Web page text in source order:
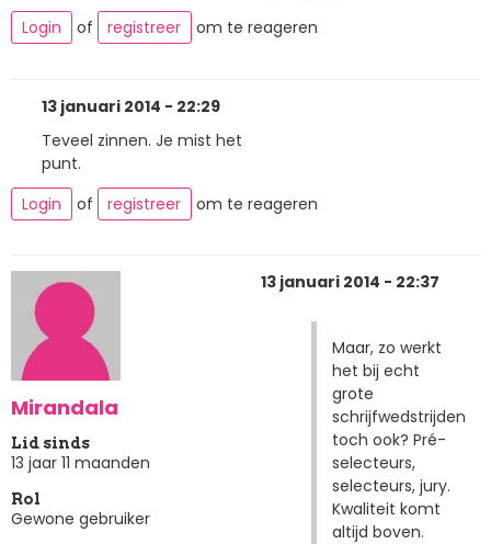
Login
of registreer om te reageren
13 januari 2014 - 22:29
Teveel zinnen. Je mist het
punt.
Login
of registreer om te reageren
Mirandala
Lid sinds
13 jaar 11 maanden
Rol
Gewone gebruiker
13 januari 2014 - 22:37
Maar, zo werkt
het bij echt
grote
schrijfwedstrijden
toch ook? Pré-
selecteurs,
selecteurs, jury.
Kwaliteit komt
altijd boven.